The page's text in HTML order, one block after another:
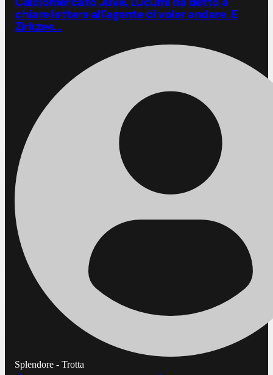
chiare lettere all'agente di voler andare. E
Zirkzee...
Splendore - Trotta